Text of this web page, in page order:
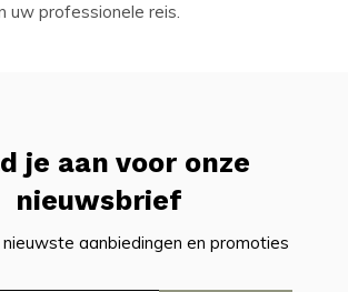
uw professionele reis.
je aan voor onze
nieuwsbrief
aanbiedingen en promoties